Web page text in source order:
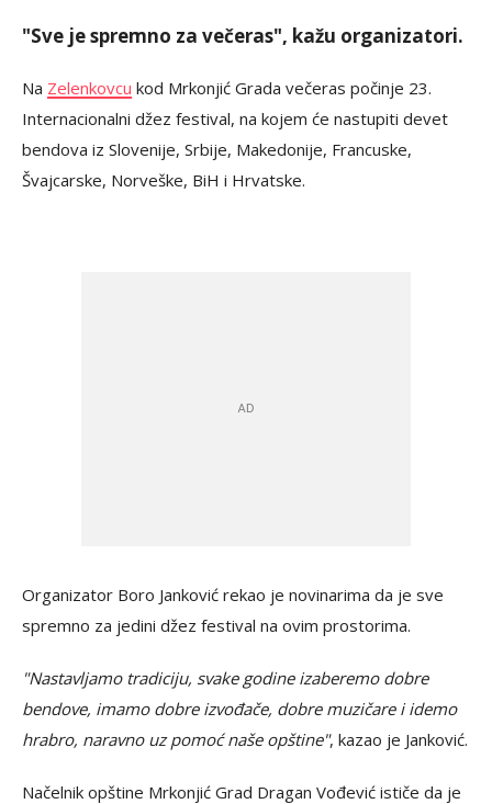
"Sve je spremno za večeras", kažu organizatori.
Na Zelenkovcu kod Mrkonjić Grada večeras počinje 23.
Internacionalni džez festival, na kojem će nastupiti devet
bendova iz Slovenije, Srbije, Makedonije, Francuske,
Švajcarske, Norveške, BiH i Hrvatske.
Organizator Boro Janković rekao je novinarima da je sve
spremno za jedini džez festival na ovim prostorima.
"Nastavljamo tradiciju, svake godine izaberemo dobre
bendove, imamo dobre izvođače, dobre muzičare i idemo
hrabro, naravno uz pomoć naše opštine", kazao je Janković.
Načelnik opštine Mrkonjić Grad Dragan Vođević ističe da je